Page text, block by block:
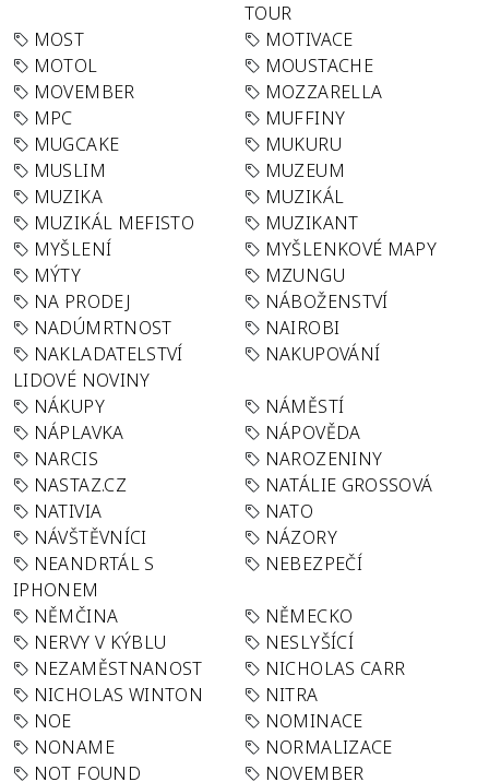
TOUR
MOST
MOTIVACE
MOTOL
MOUSTACHE
MOVEMBER
MOZZARELLA
MPC
MUFFINY
MUGCAKE
MUKURU
MUSLIM
MUZEUM
MUZIKA
MUZIKÁL
MUZIKÁL MEFISTO
MUZIKANT
MYŠLENÍ
MYŠLENKOVÉ MAPY
MÝTY
MZUNGU
NA PRODEJ
NÁBOŽENSTVÍ
NADÚMRTNOST
NAIROBI
NAKLADATELSTVÍ
LIDOVÉ NOVINY
NAKUPOVÁNÍ
NÁKUPY
NÁMĚSTÍ
NÁPLAVKA
NÁPOVĚDA
NARCIS
NAROZENINY
NASTAZ.CZ
NATÁLIE GROSSOVÁ
NATIVIA
NATO
NÁVŠTĚVNÍCI
NÁZORY
NEANDRTÁL S
IPHONEM
NEBEZPEČÍ
NĚMČINA
NĚMECKO
NERVY V KÝBLU
NESLYŠÍCÍ
NEZAMĚSTNANOST
NICHOLAS CARR
NICHOLAS WINTON
NITRA
NOE
NOMINACE
NONAME
NORMALIZACE
NOT FOUND
NOVEMBER